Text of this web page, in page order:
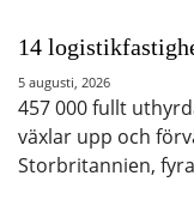
14
5 augusti, 2026
457 000 fullt
växlar upp och
Storbritannien,